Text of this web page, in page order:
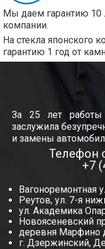
Мы даем гарантию 10
компании.
На стекла японского
гарантию 1 год от
За 25 лет работы
заслужила
и замены
Телефон
+7
Вагоноремонтная
Реутов, ул. 7-я
ул. Академика
Новоясеневский
деревня Марфино
г. Дзержинский,